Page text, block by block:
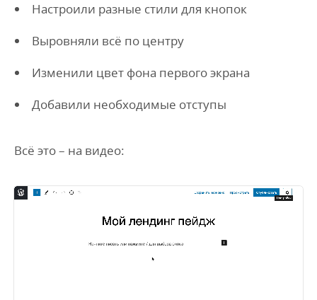
Настроили разные стили для кнопок
Выровняли всё по центру
Изменили цвет фона первого экрана
Добавили необходимые отступы
Всё это – на видео: